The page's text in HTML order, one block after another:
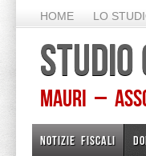
HOME LO
Mauri –
NOTIZIE FISCALI